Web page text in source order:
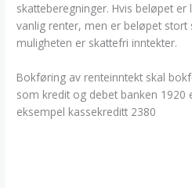
skatteberegninger. Hvis beløpet
vanlig renter, men er beløpet stort
muligheten er skattefri inntekter.
Bokføring av renteinntekt skal
som kredit og debet banken 1920
eksempel kassekreditt 2380